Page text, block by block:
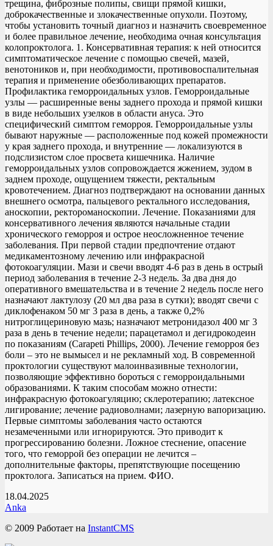
трещина, фиброзные полипы, свищи прямой кишки,
доброкачественные и злокачественные опухоли. Поэтому,
чтобы установить точный диагноз и назначить своевременное
и более правильное лечение, необходима очная консультация
колопроктолога. 1. Консервативная терапия: к ней относится
симптоматическое лечение с помощью свечей, мазей,
венотоников и, при необходимости, противовоспалительная
терапия и применение обезболивающих препаратов.
Профилактика геморроидальных узлов. Геморроидальные
узлы — расширенные вены заднего прохода и прямой кишки
в виде небольших узелков в области ануса. Это
специфический симптом геморроя. Геморроидальные узлы
бывают наружные — расположенные под кожей промежности
у края заднего прохода, и внутренние — локализуются в
подслизистом слое просвета кишечника. Наличие
геморроидальных узлов сопровождается жжением, зудом в
заднем проходе, ощущением тяжести, ректальным
кровотечением. Диагноз подтверждают на основании данных
внешнего осмотра, пальцевого ректального исследования,
аноскопии, ректороманоскопии. Лечение. Показаниями для
консервативного лечения являются начальные стадии
хронического геморроя и острое неосложненное течение
заболевания. При первой стадии предпочтение отдают
медикаментозному лечению или инфракрасной
фотокоагуляции. Мази и свечи вводят 4-6 раз в день в острый
период заболевания в течение 2-3 недель. За два дня до
оперативного вмешательства и в течение 2 недель после него
назначают лактулозу (20 мл два раза в сутки); вводят свечи с
диклофенаком 50 мг 3 раза в день, а также 0,2%
нитроглицериновую мазь; назначают метронидазол 400 мг 3
раза в день в течение недели; парацетамол и дегидрокодеин
по показаниям (Carapeti Phillips, 2000). Лечение геморроя без
боли – это не вымысел и не рекламный ход. В современной
проктологии существуют малоинвазивные технологии,
позволяющие эффективно бороться с геморроидальными
образованиями. К таким способам можно отнести:
инфракрасную фотокоагуляцию; склеротерапию; латексное
лигирование; лечение радиоволнами; лазерную вапоризацию.
Первые симптомы заболевания часто остаются
незамеченными или игнорируются. Это приводит к
прогрессированию болезни. Ложное стеснение, опасение
того, что геморрой без операции не лечится –
дополнительные факторы, препятствующие посещению
проктолога. Записаться на прием. ФИО.
18.04.2025
Anka
© 2009 Работает на InstantCMS